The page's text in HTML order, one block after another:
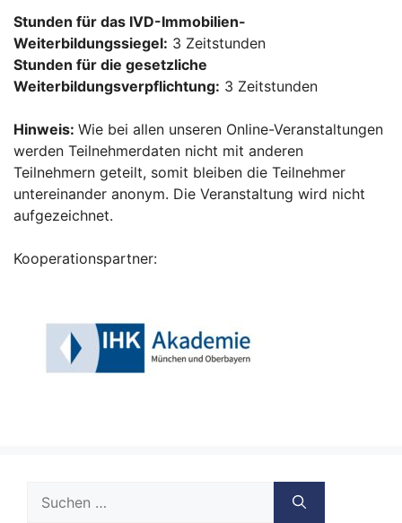
Stunden für das IVD-Immobilien-
Weiterbildungssiegel: 3 Zeitstunden
Stunden für die gesetzliche
Weiterbildungsverpflichtung: 3 Zeitstunden
Hinweis: Wie bei allen unseren Online-Veranstaltungen
werden Teilnehmerdaten nicht mit anderen
Teilnehmern geteilt, somit bleiben die Teilnehmer
untereinander anonym. Die Veranstaltung wird nicht
aufgezeichnet.
Kooperationspartner:
nach: